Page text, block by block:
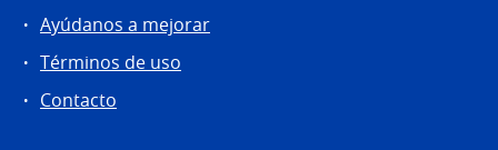
Ayúdanos a mejorar
Términos de uso
Contacto